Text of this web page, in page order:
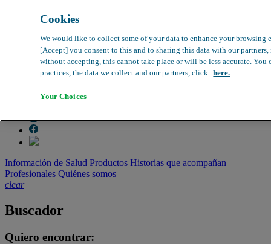
clear
Dirección médica
Farmacovigilancia
Objeción de calidad
Información de Salud Productos Historias que acompañan
Profesionales Quiénes somos
clear
Buscador
Quiero encontrar:
Cookies
We would like to collect some of your data to enhance your
[Accept] you consent to this and to sharing this data with our
without accepting, this cannot take place or will be less accurate.
practices, the data we collect and our partners, click here.
Your Choices